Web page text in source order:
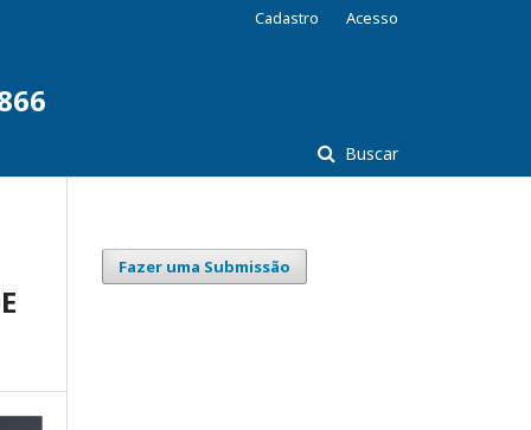
Buscar
Cadastro Acesso
Fazer uma Submissão